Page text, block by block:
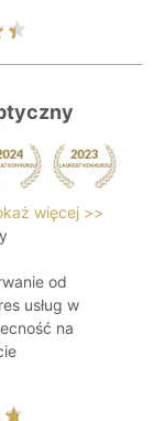
więcej >>
od
usług w
na